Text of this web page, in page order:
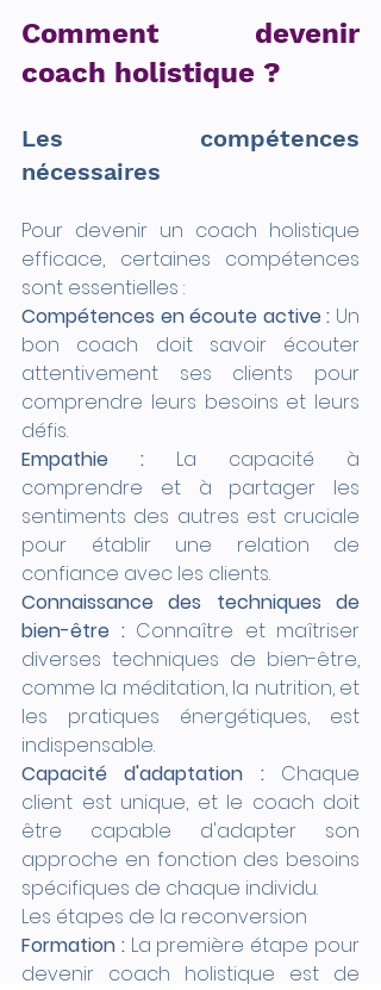
Comment devenir
coach holistique ?
Les compétences
nécessaires
Pour devenir un coach holistique
efficace, certaines compétences
sont essentielles :
Compétences en écoute active : Un
bon coach doit savoir écouter
attentivement ses clients pour
comprendre leurs besoins et leurs
défis.
Empathie : La capacité à
comprendre et à partager les
sentiments des autres est cruciale
pour établir une relation de
confiance avec les clients.
Connaissance des techniques de
bien-être : Connaître et maîtriser
diverses techniques de bien-être,
comme la méditation, la nutrition, et
les pratiques énergétiques, est
indispensable.
Capacité d'adaptation : Chaque
client est unique, et le coach doit
être capable d'adapter son
approche en fonction des besoins
spécifiques de chaque individu.
Les étapes de la reconversion
Formation : La première étape pour
devenir coach holistique est de